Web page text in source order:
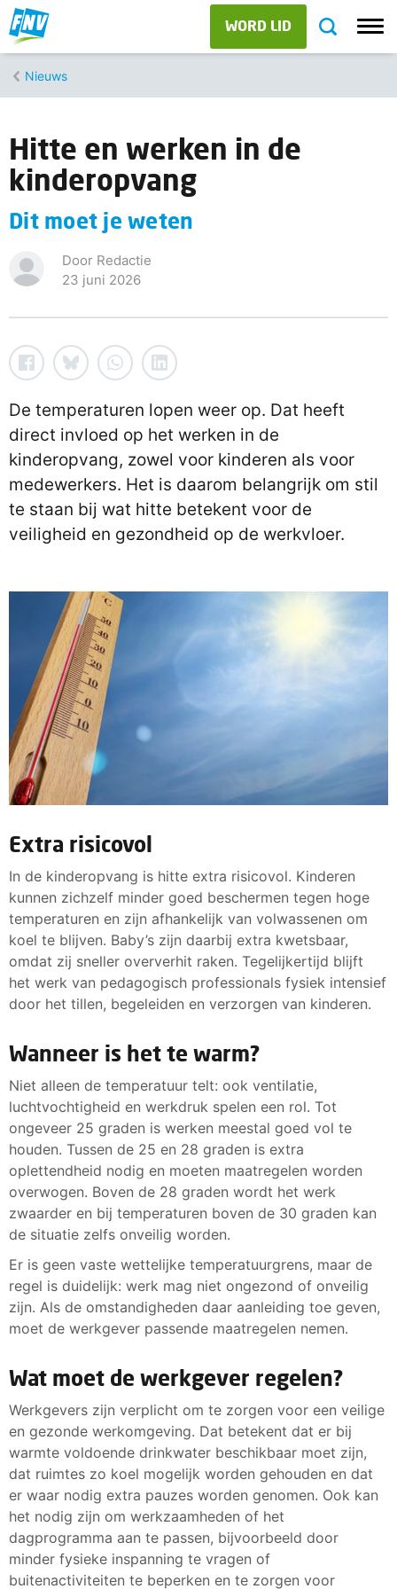
WORD LID
Nieuws
Hitte en werken in de
kinderopvang
Dit moet je weten
Door Redactie
23 juni 2026
De temperaturen lopen weer op. Dat heeft
direct invloed op het werken in de
kinderopvang, zowel voor kinderen als voor
medewerkers. Het is daarom belangrijk om stil
te staan bij wat hitte betekent voor de
veiligheid en gezondheid op de werkvloer.
Extra risicovol
In de kinderopvang is hitte extra risicovol. Kinderen
kunnen zichzelf minder goed beschermen tegen hoge
temperaturen en zijn afhankelijk van volwassenen om
koel te blijven. Baby’s zijn daarbij extra kwetsbaar,
omdat zij sneller oververhit raken. Tegelijkertijd blijft
het werk van pedagogisch professionals fysiek intensief
door het tillen, begeleiden en verzorgen van kinderen.
Wanneer is het te warm?
Niet alleen de temperatuur telt: ook ventilatie,
luchtvochtigheid en werkdruk spelen een rol. Tot
ongeveer 25 graden is werken meestal goed vol te
houden. Tussen de 25 en 28 graden is extra
oplettendheid nodig en moeten maatregelen worden
overwogen. Boven de 28 graden wordt het werk
zwaarder en bij temperaturen boven de 30 graden kan
de situatie zelfs onveilig worden.
Er is geen vaste wettelijke temperatuurgrens, maar de
regel is duidelijk: werk mag niet ongezond of onveilig
zijn. Als de omstandigheden daar aanleiding toe geven,
moet de werkgever passende maatregelen nemen.
Wat moet de werkgever regelen?
Werkgevers zijn verplicht om te zorgen voor een veilige
en gezonde werkomgeving. Dat betekent dat er bij
warmte voldoende drinkwater beschikbaar moet zijn,
dat ruimtes zo koel mogelijk worden gehouden en dat
er waar nodig extra pauzes worden genomen. Ook kan
het nodig zijn om werkzaamheden of het
dagprogramma aan te passen, bijvoorbeeld door
minder fysieke inspanning te vragen of
buitenactiviteiten te beperken en te zorgen voor